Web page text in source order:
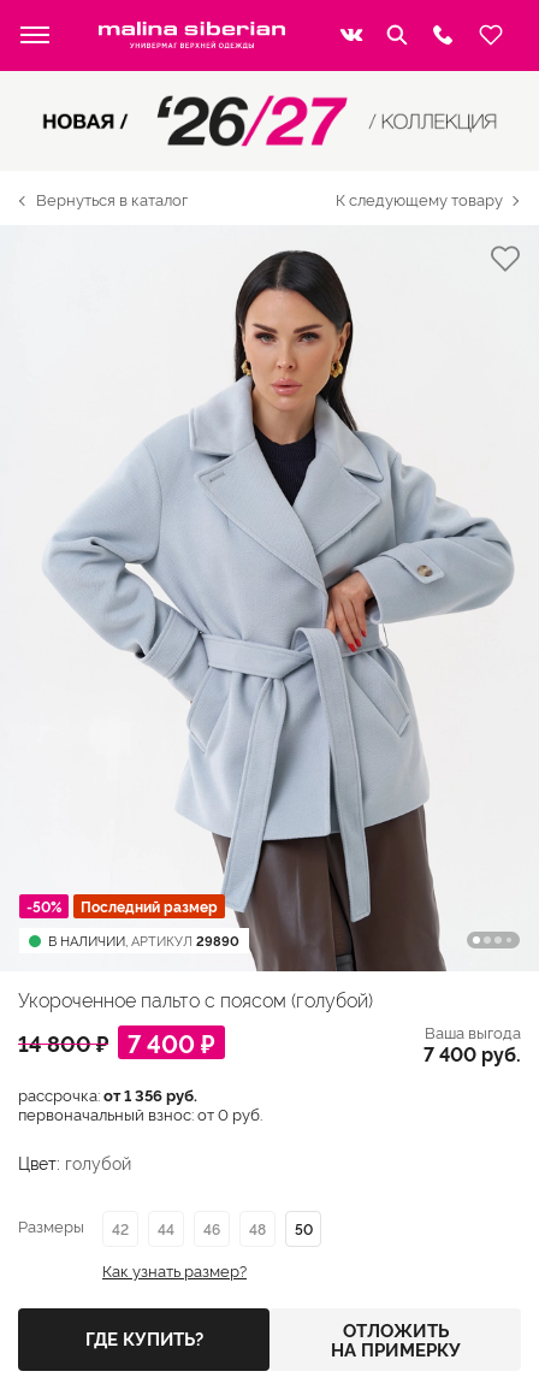
Вернуться в каталог К следующему товару
-50% Последний размер
В НАЛИЧИИ, АРТИКУЛ 29890
Укороченное пальто с поясом (голубой)
14 800 ₽ 7 400 ₽ Ваша выгода
7 400 руб.
рассрочка:от 1 356 руб.
первоначальный взнос: от 0 руб.
Цвет: голубой
Размеры 42 44 46 48 50
Как узнать размер?
ГДЕ КУПИТЬ? ОТЛОЖИТЬ
НА ПРИМЕРКУ